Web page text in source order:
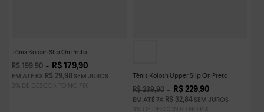
Tênis Kolosh Slip On Preto
R$ 199,90 R$ 179,90
EM ATÉ 6X R$ 29,98 SEM JUROS Tênis Kolosh Upper Slip On Preto
R$ 239,90 R$ 229,90
EM ATÉ 7X R$ 32,84SEM JUROS